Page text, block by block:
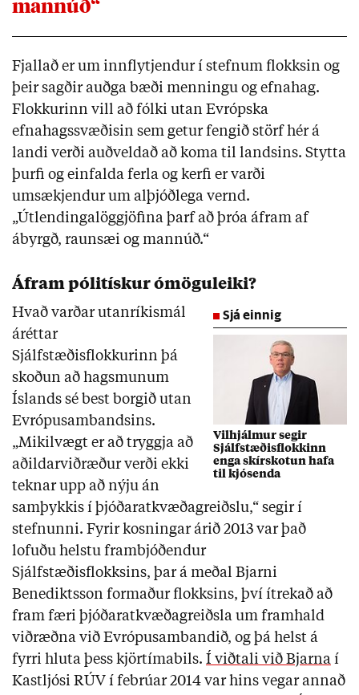
Fjallað er um innflytjendur í stefnum flokksin og
þeir sagðir auðga bæði menningu og efnahag.
Flokkurinn vill að fólki utan Evrópska
efnahagssvæðisin sem getur fengið störf hér á
landi verði auðveldað að koma til landsins. Stytta
þurfi og einfalda ferla og kerfi er varði
umsækjendur um alþjóðlega vernd.
„Útlendingalöggjöfina þarf að þróa áfram af
ábyrgð, raunsæi og mannúð.“
Áfram pólitískur ómöguleiki?
Sjá einnig
Vilhjálmur segir
Sjálfstæðisflokkinn
enga skírskotun hafa
til kjósenda
Hvað varðar utanríkismál
áréttar
Sjálfstæðisflokkurinn þá
skoðun að hagsmunum
Íslands sé best borgið utan
Evrópusambandsins.
„Mikilvægt er að tryggja að
aðildarviðræður verði ekki
teknar upp að nýju án
samþykkis í þjóðaratkvæðagreiðslu,“ segir í
stefnunni. Fyrir kosningar árið 2013 var það
lofuðu helstu frambjóðendur
Sjálfstæðisflokksins, þar á meðal Bjarni
Benediktsson formaður flokksins, því ítrekað að
fram færi þjóðaratkvæðagreiðsla um framhald
viðræðna við Evrópusambandið, og þá helst á
fyrri hluta þess kjörtímabils. Í viðtali við Bjarna í
Kastljósi RÚV í febrúar 2014 var hins vegar annað